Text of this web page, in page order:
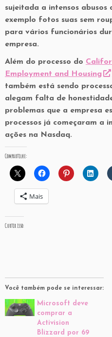
sujeitada a intensos abusos
exemplo fotos suas sem
para vários funcionários
empresa.
Além do processo do
Employment and Housing
também está sendo
alegam falta de
problemas que a empresa
processos já começaram a
ações na Nasdaq.
Compartilhe:
Mais
Curtir isso:
Você também pode se interessar:
Microsoft deve
comprar a
Activision
Blizzard por 69